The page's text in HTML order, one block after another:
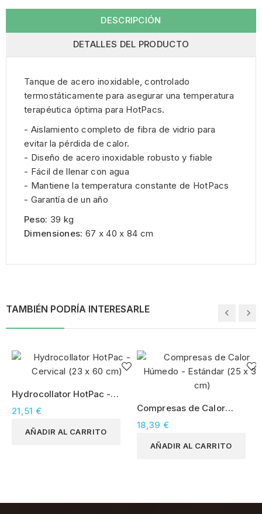
DESCRIPCIÓN
DETALLES DEL PRODUCTO
Tanque de acero inoxidable, controlado
termostáticamente para asegurar una temperatura
terapéutica óptima para HotPacs.
- Aislamiento completo de fibra de vidrio para
evitar la pérdida de calor.
- Diseño de acero inoxidable robusto y fiable
- Fácil de llenar con agua
- Mantiene la temperatura constante de HotPacs
- Garantía de un año
Peso: 39 kg
Dimensiones: 67 x 40 x 84 cm
TAMBIÉN PODRÍA INTERESARLE
Hydrocollator HotPac -
Cervical (23 x 60 cm)
21,51 €
AÑADIR AL CARRITO
Compresas de Calor
Húmedo - Estándar (25 x
18,39 €
AÑADIR AL CARRITO